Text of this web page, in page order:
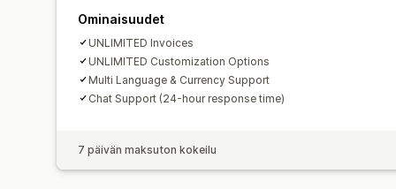
Ominaisuudet
UNLIMITED Invoices
UNLIMITED Customization Options
Multi Language & Currency Support
Chat Support (24-hour response time)
7 päivän maksuton kokeilu